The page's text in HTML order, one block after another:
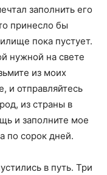
заполнить его
принесло бы
пока пустует.
нужной на свете
из моих
и отправляйтесь
из страны в
и заполните мое
по сорок дней.
в путь. Три